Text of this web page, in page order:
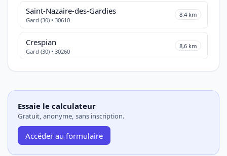
Saint-Nazaire-des-Gardies
Gard (30) • 30610
8,4 km
Crespian
Gard (30) • 30260
8,6 km
Essaie le calculateur
Gratuit, anonyme, sans inscription.
Accéder au formulaire